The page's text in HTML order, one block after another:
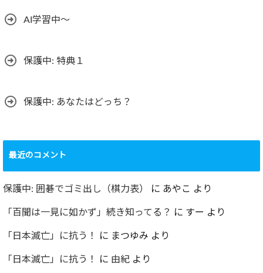
AI学習中〜
保護中: 特典１
保護中: あなたはどっち？
最近のコメント
保護中: 囲碁でゴミ出し（棋力表） に あやこ より
「百聞は一見に如かず」続き知ってる？ に すー より
「日本滅亡」に抗う！ に まつゆみ より
「日本滅亡」に抗う！ に 由紀 より